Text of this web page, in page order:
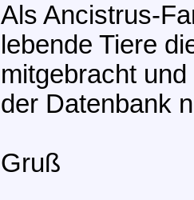
Als Ancistrus-
lebende Tiere
mitgebracht
der Datenbank
Gruß